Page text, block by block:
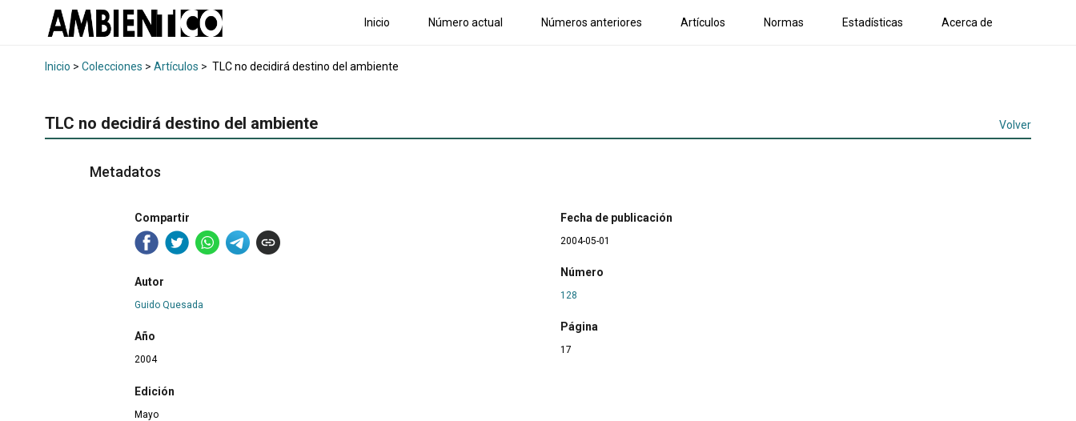
Inicio Número actual Números anteriores Artículos Normas Estadísticas Acerca de
Inicio > Colecciones > Artículos > TLC no decidirá destino del ambiente
TLC no decidirá destino del ambiente Volver
Metadatos
Compartir
Autor
Guido Quesada
Año
2004
Edición
Mayo
Fecha de publicación
2004-05-01
Número
128
Página
17